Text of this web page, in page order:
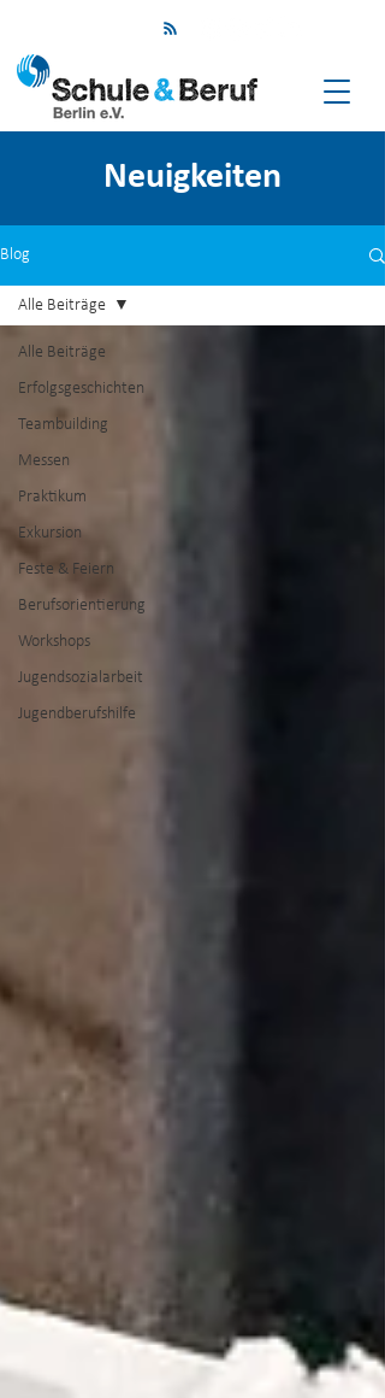
Neuigkeiten
Blog
Alle Beiträge
Erfolgsgeschichten
Teambuilding
Messen
Praktikum
Exkursion
Feste & Feiern
Berufsorientierung
Workshops
Jugendsozialarbeit
Jugendberufshilfe
Alle Beiträge